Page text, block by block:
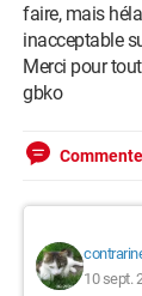
faire, mais
inacceptable
Merci pour tout
gbko
10 sept.